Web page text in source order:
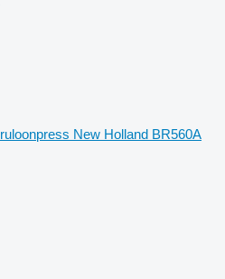
ruloonpress New Holland BR560A